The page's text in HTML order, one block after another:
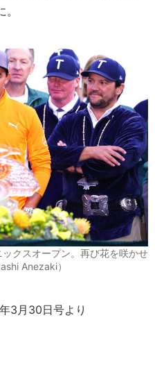
クスオープン。再び花を咲かせ
Anezaki）
3月30日号より